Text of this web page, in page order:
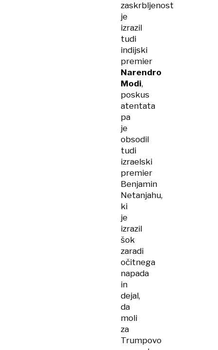
zaskrbljenost
je
izrazil
tudi
indijski
premier
Narendro
Modi,
poskus
atentata
pa
je
obsodil
tudi
izraelski
premier
Benjamin
Netanjahu,
ki
je
izrazil
šok
zaradi
očitnega
napada
in
dejal,
da
moli
za
Trumpovo